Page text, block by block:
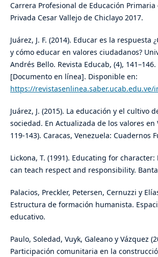
Carrera Profesional de Educación
Privada Cesar Vallejo de Chiclayo 2017.
Juárez, J. F. (2014). Educar es la respuesta
y cómo educar en valores ciudadanos?
Andrés Bello. Revista Educab, (4), 141–146.
[Documento en línea]. Disponible en:
https://
Juárez, J. (2015). La educación y el cultivo
sociedad. En Actualizada de los valores en
119-143). Caracas, Venezuela: Cuadernos
Lickona, T. (1991). Educating for character:
can teach respect and responsibility.
Palacios, Preckler, Petersen, Cernuzzi y
Estructura de formación humanista.
educativo.
Paulo, Soledad, Vuyk, Galeano y Vázquez
Participación comunitaria en la